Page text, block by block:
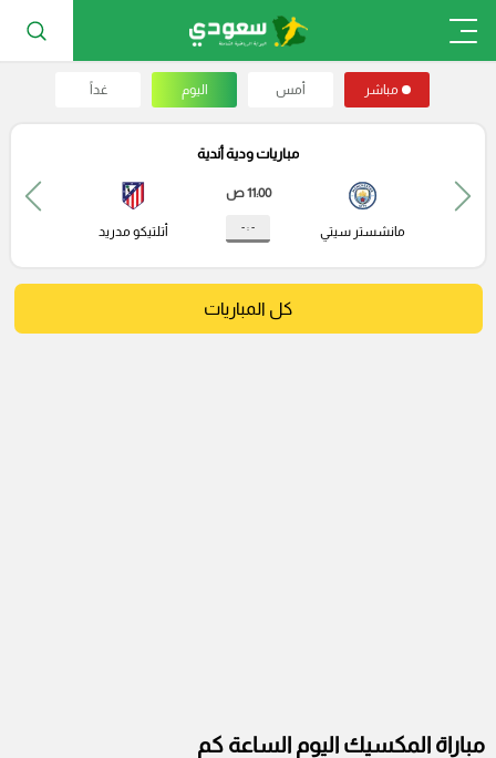
مباشر أمس اليوم غداً
مباريات ودية أندية
مانشستر سيتي
11:00 ص
- : - أتلتيكو مدريد
كل المباريات
مباراة المكسيك اليوم الساعة كم